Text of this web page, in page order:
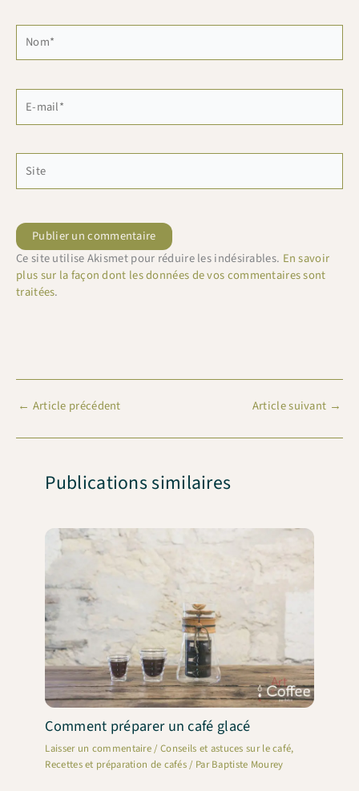
mail*
Ce site utilise Akismet pour réduire les indésirables. En savoir
plus sur la façon dont les données de vos commentaires sont
traitées.
← Article précédent Article suivant →
Publications similaires
Comment préparer un café glacé
Laisser un commentaire/ Conseils et astuces sur le café,
Recettes et préparation de cafés/ ParBaptiste Mourey